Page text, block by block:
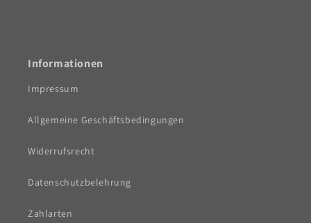
Informationen
Impressum
Allgemeine Geschäftsbedingungen
Widerrufsrecht
Datenschutzbelehrung
Zahlarten